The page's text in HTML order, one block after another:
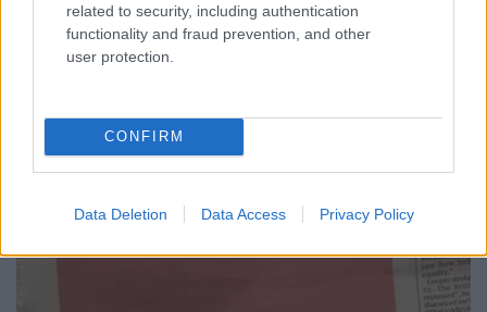
related to security, including authentication
functionality and fraud prevention, and other
user protection.
CONFIRM
Data Deletion Data Access Privacy Policy
A VÁLASZTÁS a Tied, visszafelé is!
Fodor Tomi• 2016. szeptember 27.
Ha valamit igazán akarsz, akkor azért küzdeni fogsz.
Mi lehet annyira fontos és egyben gyönyörű, hogy
érte végzetes harcba keveredj egy másik ...